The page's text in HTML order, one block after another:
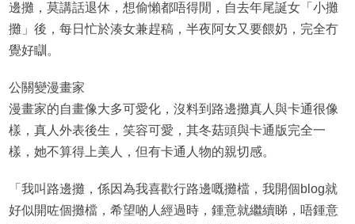
邊攤，莫講話退休，想偷懶都唔得閒，自去年尾誕女「小攤
攤」後，每日忙於湊女兼趕稿，半夜阿女又要餵奶，完全冇
覺好瞓。
公關變漫畫家
漫畫家的自畫像大多可愛化，沒料到路邊攤真人與卡通很像
樣，真人外表後生，笑容可愛，其冬菇頭與卡通版完全一
樣，她不算得上美人，但有卡通人物的親切感。
「我叫路邊攤，係因為我喜歡行路邊嘅攤檔，我開個blog就
好似開咗個攤檔，希望啲人經過時，鍾意就繼續睇，唔鍾意